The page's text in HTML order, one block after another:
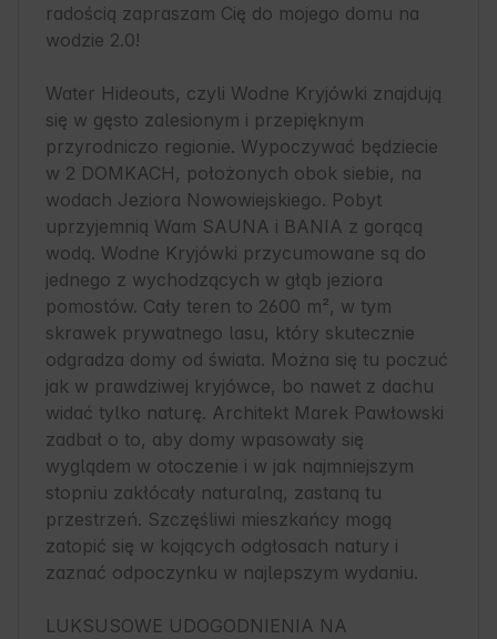
radością zapraszam Cię do mojego domu na
wodzie 2.0!
Water Hideouts, czyli Wodne Kryjówki znajdują
się w gęsto zalesionym i przepięknym
przyrodniczo regionie. Wypoczywać będziecie
w 2 DOMKACH, położonych obok siebie, na
wodach Jeziora Nowowiejskiego. Pobyt
uprzyjemnią Wam SAUNA i BANIA z gorącą
wodą. Wodne Kryjówki przycumowane są do
jednego z wychodzących w głąb jeziora
pomostów. Cały teren to 2600 m², w tym
skrawek prywatnego lasu, który skutecznie
odgradza domy od świata. Można się tu poczuć
jak w prawdziwej kryjówce, bo nawet z dachu
widać tylko naturę. Architekt Marek Pawłowski
zadbał o to, aby domy wpasowały się
wyglądem w otoczenie i w jak najmniejszym
stopniu zakłócały naturalną, zastaną tu
przestrzeń. Szczęśliwi mieszkańcy mogą
zatopić się w kojących odgłosach natury i
zaznać odpoczynku w najlepszym wydaniu.
LUKSUSOWE UDOGODNIENIA NA